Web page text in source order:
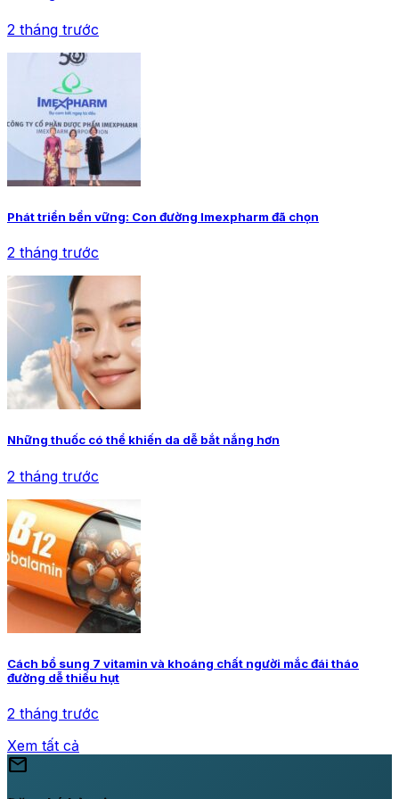
2 tháng trước
Phát triển bền vững: Con đường Imexpharm đã chọn
2 tháng trước
Những thuốc có thể khiến da dễ bắt nắng hơn
2 tháng trước
Cách bổ sung 7 vitamin và khoáng chất người mắc đái tháo
đường dễ thiếu hụt
2 tháng trước
Xem tất cả
mail